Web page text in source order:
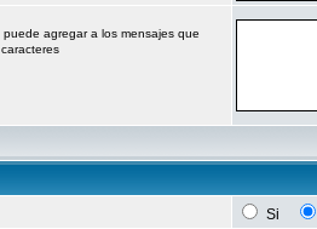
agregar a los mensajes que
Si